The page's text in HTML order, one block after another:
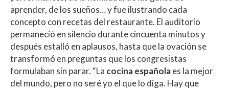
aprender, de los sueños… y fue ilustrando cada
concepto con recetas del restaurante. El auditorio
permaneció en silencio durante cincuenta minutos y
después estalló en aplausos, hasta que la ovación se
transformó en preguntas que los congresistas
formulaban sin parar. “La cocina españolaes la mejor
del mundo, pero no seré yo el que lo diga. Hay que